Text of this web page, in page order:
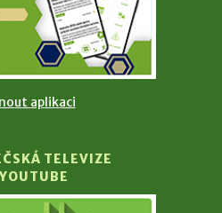
aplikaci
TELEVIZE